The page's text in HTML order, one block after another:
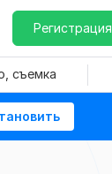
Регистрация
съемка